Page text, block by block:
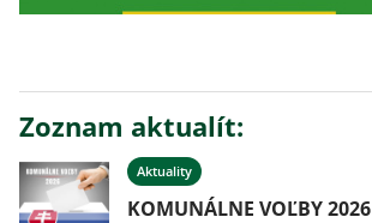
Zoznam aktualít:
Aktuality
KOMUNÁLNE VOĽBY 2026